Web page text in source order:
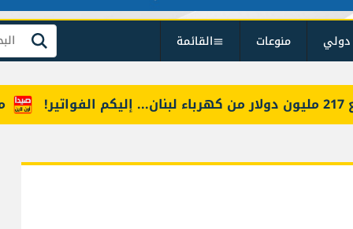
منوعات القائمة بحث